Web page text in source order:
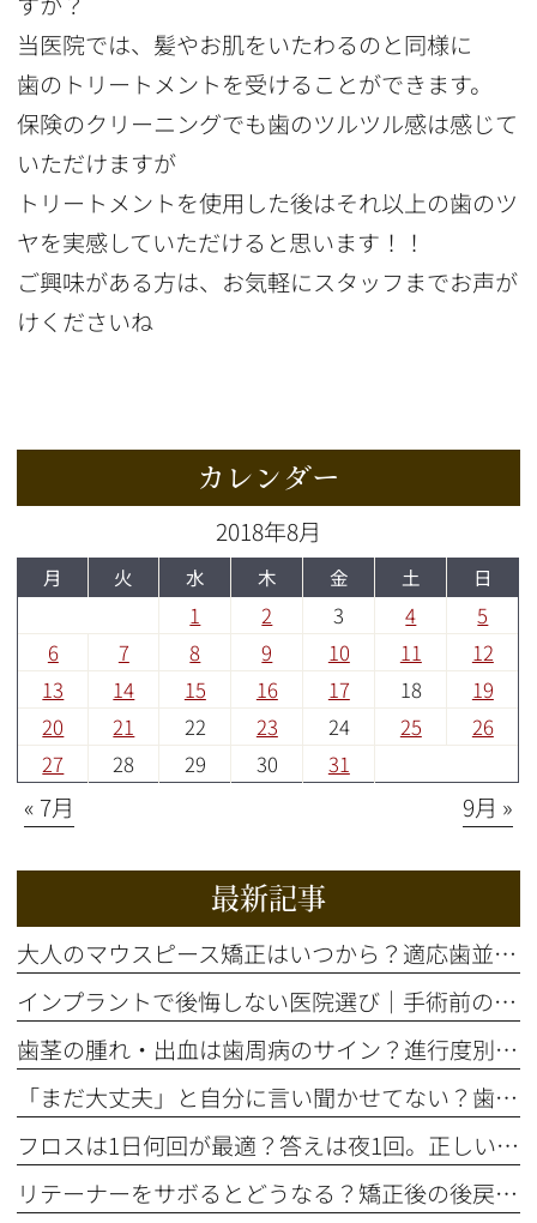
当医院では、髪やお肌をいたわるのと同様に
歯のトリートメントを受けることができます。
保険のクリーニングでも歯のツルツル感は感じて
いただけますが
トリートメントを使用した後はそれ以上の歯のツ
ヤを実感していただけると思います！！
ご興味がある方は、お気軽にスタッフまでお声が
けくださいね
カレンダー
2018年8月
月 火 水 木 金 土 日
1 2 3 4
5
6
7 8 9 10 11
12
13
14 15 16 17 18
19
20
21 22 23 24 25
26
27
28 29 30 31
« 7月 9月 »
最新記事
大人のマウスピース矯正はいつから？適応歯並びと治療の流れを解説
インプラントで後悔しない医院選び｜手術前の精密検査が重要な理由
歯茎の腫れ・出血は歯周病のサイン？進行度別の症状と治療法を解説
「まだ大丈夫」と自分に言い聞かせてない？歯のSOSサイン5選
フロスは1日何回が最適？答えは夜1回。正しいやり方とタイミング
リテーナーをサボるとどうなる？矯正後の後戻りを防ぐ装着期間の話